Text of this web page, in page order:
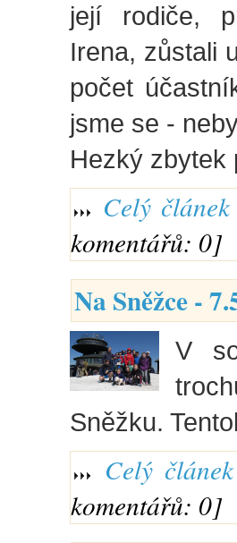
její rodiče,
Irena, zůstali
počet
jsme se -
Hezký zbytek
Celý článek
komentářů: 0]
Na Sněžce -
V
Sněžku.
Celý článek
komentářů: 0]